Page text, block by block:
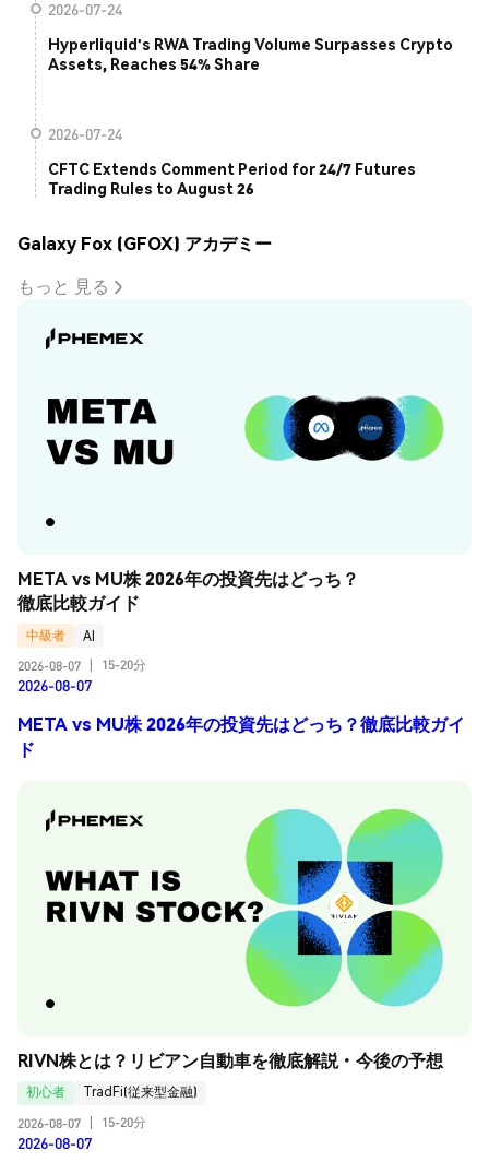
2026-07-24
Hyperliquid's RWA Trading Volume Surpasses Crypto
Assets, Reaches 54% Share
2026-07-24
CFTC Extends Comment Period for 24/7 Futures
Trading Rules to August 26
Galaxy Fox (GFOX) アカデミー
もっと 見る
META vs MU株 2026年の投資先はどっち？
徹底比較ガイド
中級者
AI
2026-08-07
15-20分
2026-08-07
META vs MU株 2026年の投資先はどっち？徹底比較ガイ
ド
RIVN株とは？リビアン自動車を徹底解説・今後の予想
初心者
TradFi(従来型金融)
2026-08-07
15-20分
2026-08-07